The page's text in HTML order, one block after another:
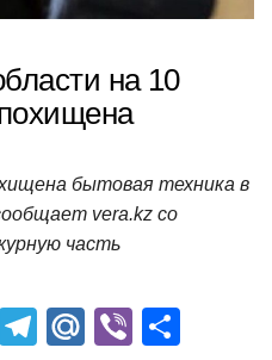
на 10
бытовая техника в
vera.kz со
часть
O
T
M
Vi